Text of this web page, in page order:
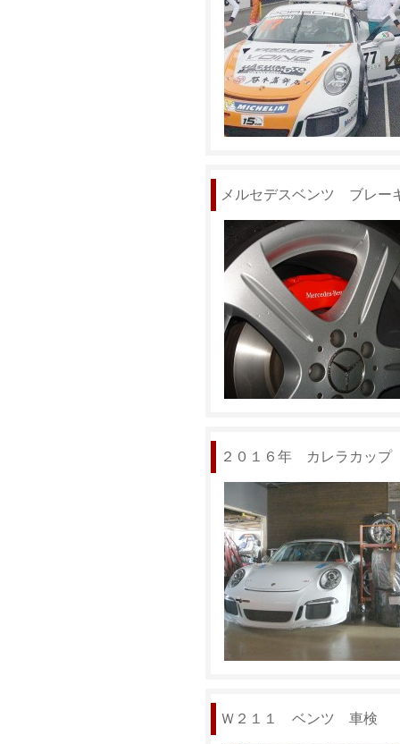
メルセデスベンツ ブレー
２０１６年 カレラカッ
Ｗ２１１ ベンツ 車検